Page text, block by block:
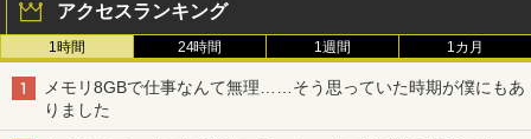
アクセスランキング
1時間 24時間 1週間 1カ月
メモリ8GBで仕事なんて無理……そう思っていた時期が僕にもあ
りました